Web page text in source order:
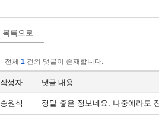
목록으로
전체 1 건의 댓글이 존재합니다.
작성자 댓글 내용
송원석 정말 좋은 정보네요. 나중에라도